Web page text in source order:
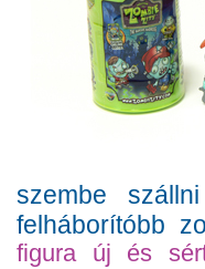
szembe
felháborítóbb
figura új és